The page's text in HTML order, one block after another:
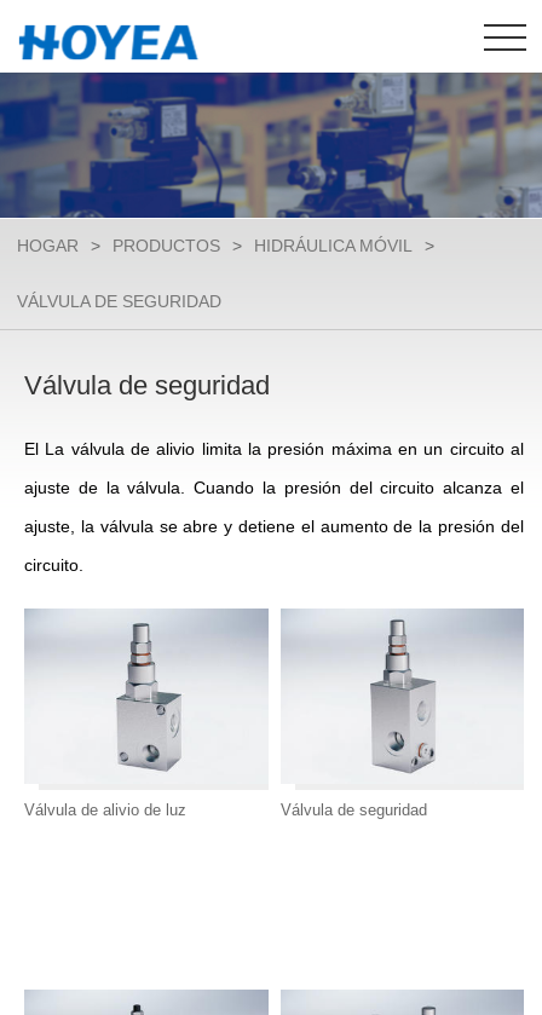
HOGAR > PRODUCTOS > HIDRÁULICA MÓVIL >
VÁLVULA DE SEGURIDAD
Válvula de seguridad
El La válvula de alivio limita la presión máxima en un circuito al
ajuste de la válvula. Cuando la presión del circuito alcanza el
ajuste, la válvula se abre y detiene el aumento de la presión del
circuito.
Válvula de alivio de luz Válvula de seguridad